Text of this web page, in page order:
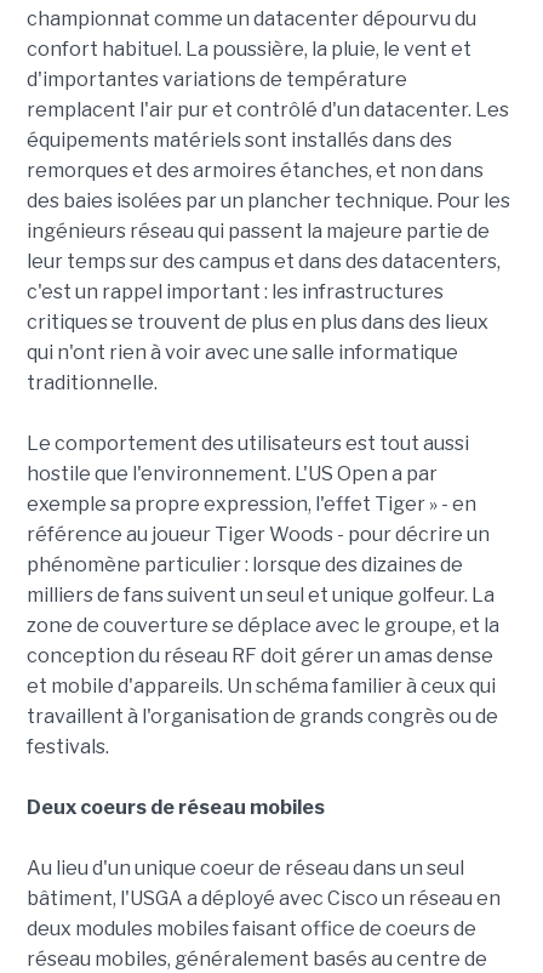
championnat comme un datacenter dépourvu du
confort habituel. La poussière, la pluie, le vent et
d'importantes variations de température
remplacent l'air pur et contrôlé d'un datacenter. Les
équipements matériels sont installés dans des
remorques et des armoires étanches, et non dans
des baies isolées par un plancher technique. Pour les
ingénieurs réseau qui passent la majeure partie de
leur temps sur des campus et dans des datacenters,
c'est un rappel important : les infrastructures
critiques se trouvent de plus en plus dans des lieux
qui n'ont rien à voir avec une salle informatique
traditionnelle.
Le comportement des utilisateurs est tout aussi
hostile que l'environnement. L'US Open a par
exemple sa propre expression, l'effet Tiger » - en
référence au joueur Tiger Woods - pour décrire un
phénomène particulier : lorsque des dizaines de
milliers de fans suivent un seul et unique golfeur. La
zone de couverture se déplace avec le groupe, et la
conception du réseau RF doit gérer un amas dense
et mobile d'appareils. Un schéma familier à ceux qui
travaillent à l'organisation de grands congrès ou de
festivals.
Deux coeurs de réseau mobiles
Au lieu d'un unique coeur de réseau dans un seul
bâtiment, l'USGA a déployé avec Cisco un réseau en
deux modules mobiles faisant office de coeurs de
réseau mobiles, généralement basés au centre de